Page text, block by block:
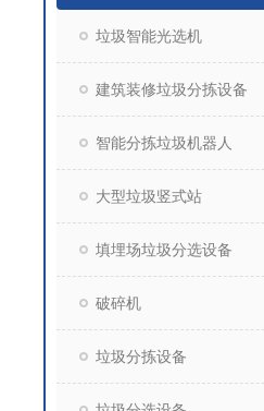
垃圾智能光选机
建筑装修垃圾分拣设备
智能分拣垃圾机器人
大型垃圾竖式站
填埋场垃圾分选设备
破碎机
垃圾分拣设备